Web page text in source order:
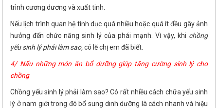
trình cương dương và xuất tinh.
Nếu lịch trình quan hệ tình dục quá nhiều hoặc quá ít đều gây ảnh
hưởng đến chức năng sinh lý của phái mạnh. Vì vậy, khi chồng
yếu sinh lý phải làm sao,có lẽ chị em đã biết.
4/ Nấu những món ăn bổ dưỡng giúp tăng cường sinh lý cho
chồng
Chồng yếu sinh lý phải làm sao? Có rất nhiều cách chữa yếu sinh
lý ở nam giới trong đó bổ sung dinh dưỡng là cách nhanh và hiệu